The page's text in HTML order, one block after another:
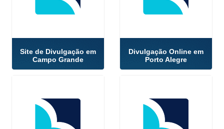
Site de Divulgação em
Campo Grande
Divulgação Online em
Porto Alegre